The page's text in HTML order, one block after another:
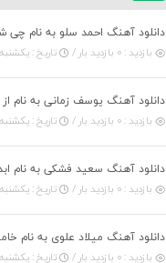
دانلود آهنگ احمد سلو به نام چی
بازدید : ۰ بازدید بار /
تاریخ : یکشنبه ۱۱ مرداد ۱۴۰۵
بازدید : ۰ بازدید بار /
تاریخ : یکشنبه ۱۱ مرداد ۱۴۰۵
دانلود آهنگ سعید فشکی به نام
بازدید : ۰ بازدید بار /
تاریخ : یکشنبه ۱۱ مرداد ۱۴۰۵
دانلود آهنگ میلاد علوی به نام
بازدید : ۰ بازدید بار /
تاریخ : یکشنبه ۱۱ مرداد ۱۴۰۵